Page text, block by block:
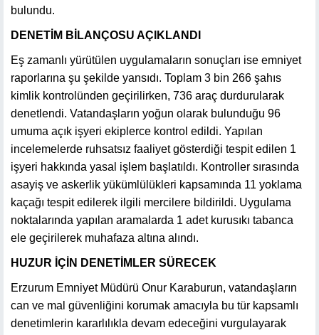
bulundu.
DENETİM BİLANÇOSU AÇIKLANDI
Eş zamanlı yürütülen uygulamaların sonuçları ise emniyet
raporlarına şu şekilde yansıdı. Toplam 3 bin 266 şahıs
kimlik kontrolünden geçirilirken, 736 araç durdurularak
denetlendi. Vatandaşların yoğun olarak bulunduğu 96
umuma açık işyeri ekiplerce kontrol edildi. Yapılan
incelemelerde ruhsatsız faaliyet gösterdiği tespit edilen 1
işyeri hakkında yasal işlem başlatıldı. Kontroller sırasında
asayiş ve askerlik yükümlülükleri kapsamında 11 yoklama
kaçağı tespit edilerek ilgili mercilere bildirildi. Uygulama
noktalarında yapılan aramalarda 1 adet kurusıkı tabanca
ele geçirilerek muhafaza altına alındı.
HUZUR İÇİN DENETİMLER SÜRECEK
Erzurum Emniyet Müdürü Onur Karaburun, vatandaşların
can ve mal güvenliğini korumak amacıyla bu tür kapsamlı
denetimlerin kararlılıkla devam edeceğini vurgulayarak